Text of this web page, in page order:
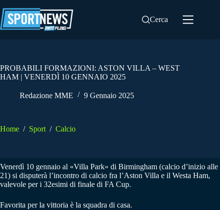
al
contenuto
Cerca
PROBABILI FORMAZIONI: ASTON VILLA – WEST
HAM | VENERDÌ 10 GENNAIO 2025
Redazione MME 9 Gennaio 2025
Home / Sport / Calcio
Venerdì 10 gennaio al «Villa Park» di Birmingham (calcio d’inizio alle
21) si disputerà l’incontro di calcio fra l’Aston Villa e il Westa Ham,
valevole per i 32esimi di finale di FA Cup.
Favorita per la vittoria è la squadra di casa.